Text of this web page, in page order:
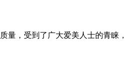
量，受到了广大爱美人士的青